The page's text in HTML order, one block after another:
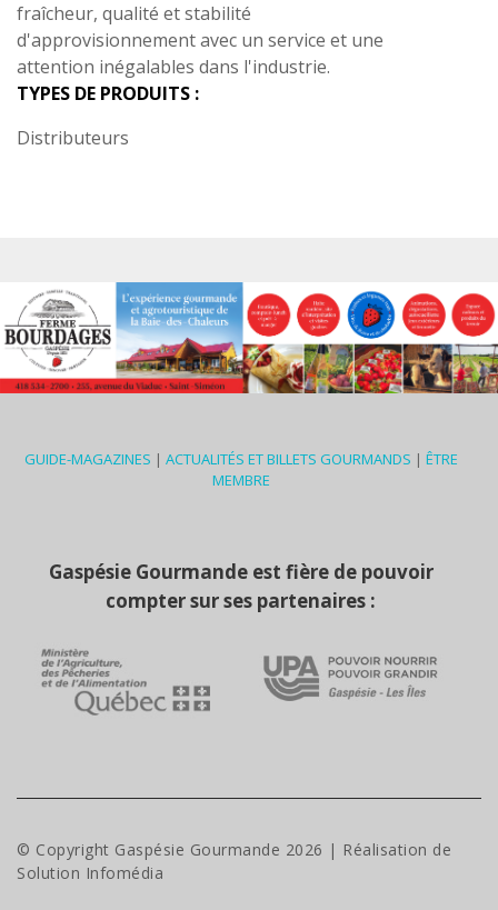
fraîcheur, qualité et stabilité
d'approvisionnement avec un service et une
attention inégalables dans l'industrie.
TYPES DE PRODUITS :
Distributeurs
GUIDE-MAGAZINES | ACTUALITÉS ET BILLETS GOURMANDS | ÊTRE
MEMBRE
Gaspésie Gourmande est fière de pouvoir
compter sur ses partenaires :
© Copyright Gaspésie Gourmande 2026 | Réalisation de
Solution Infomédia